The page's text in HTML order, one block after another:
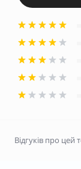
Відгуків про